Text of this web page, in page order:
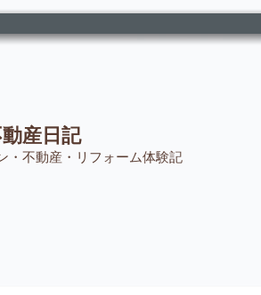
産日記
・不動産・リフォーム体験記